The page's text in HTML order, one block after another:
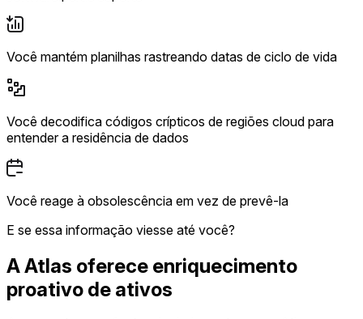
Você mantém planilhas rastreando datas de ciclo de vida
Você decodifica códigos crípticos de regiões cloud para
entender a residência de dados
Você reage à obsolescência em vez de prevê-la
E se essa informação viesse até você?
A Atlas oferece enriquecimento
proativo de ativos